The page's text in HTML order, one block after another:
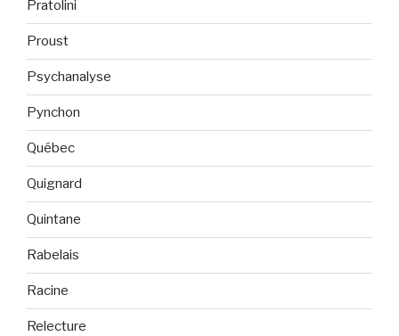
Pratolini
Proust
Psychanalyse
Pynchon
Québec
Quignard
Quintane
Rabelais
Racine
Relecture